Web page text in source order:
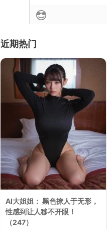
近期热门
AI大姐姐： 黑色撩人于无形，
性感到让人移不开眼！​
（247）